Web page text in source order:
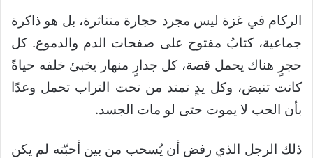
الركام في غزة ليس مجرد حجارة متناثرة، بل هو ذاكرة
جماعية، كتابٌ مفتوح على صفحات الدم والدموع. كل
حجرٍ هناك يحمل قصة، كل جدارٍ منهار يخبئ خلفه حياةً
كانت تنبض، وكل يدٍ تمتد من تحت التراب تحمل وعدًا
بأن الحب لا يموت حتى لو مات الجسد.
ذلك الرجل الذي رفض أن يُسحب من بين أحبّته لم يكن